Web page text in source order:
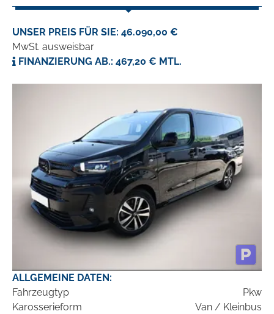
UNSER PREIS FÜR SIE: 46.090,00 €
MwSt. ausweisbar
FINANZIERUNG AB.: 467,20 € MTL.
ALLGEMEINE DATEN:
Fahrzeugtyp
Pkw
Karosserieform
Van / Kleinbus